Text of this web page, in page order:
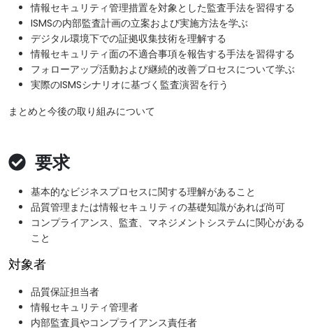
情報セキュリティ管理措置を対象とした監査手法を習得する
ISMSの内部監査計画の立案および実施方法を学ぶ
デジタル環境下での証拠収集技術を理解する
情報セキュリティ面の不適合事項を報告する手法を習得する
フォローアップ活動および継続的改善プロセスについて学ぶ
実際のISMSシナリオに基づく監査演習を行う
まとめと今後の取り組みについて
要求
基本的なビジネスプロセスに関する理解があること
品質管理または情報セキュリティの基礎知識があれば尚可
コンプライアンス、監査、マネジメントシステムに関心がある
こと
対象者
品質保証担当者
情報セキュリティ管理者
内部監査員やコンプライアンス責任者